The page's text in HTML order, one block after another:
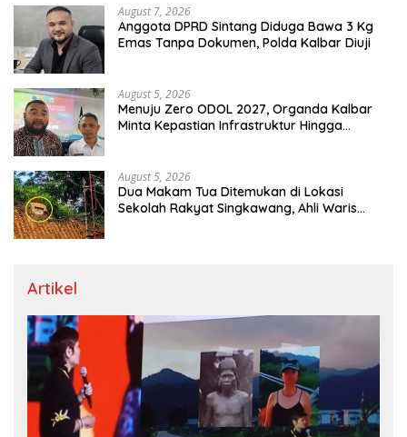
August 7, 2026
Anggota DPRD Sintang Diduga Bawa 3 Kg
Emas Tanpa Dokumen, Polda Kalbar Diuji
August 5, 2026
Menuju Zero ODOL 2027, Organda Kalbar
Minta Kepastian Infrastruktur Hingga
August 5, 2026
Dua Makam Tua Ditemukan di Lokasi
Sekolah Rakyat Singkawang, Ahli Waris
Artikel